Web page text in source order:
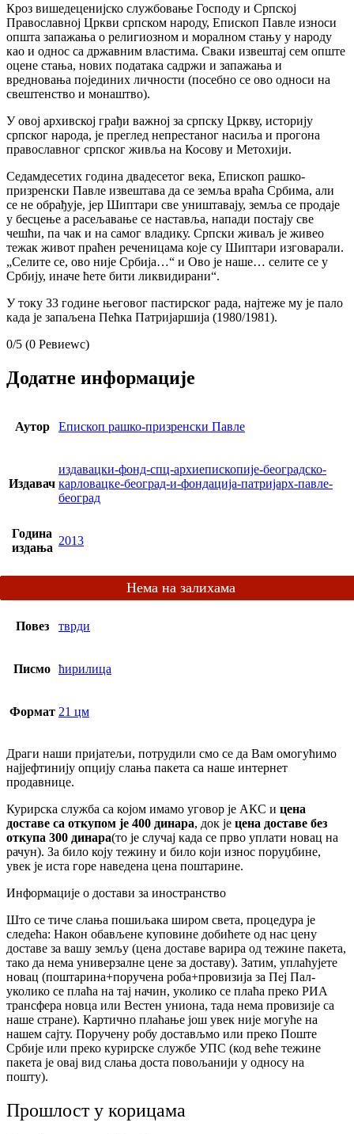
Кроз вишедеценијско службовање Господу и Српској
Православној Цркви српском народу, Епископ Павле износи
општа запажања о религиозном и моралном стању у народу
као и однос са државним властима. Сваки извештај сем опште
оцене стања, нових података садржи и запажања и
вредновања појединих личности (посебно се ово односи на
свештенство и монаштво).
У овој архивској грађи важној за српску Цркву, историју
српског народа, је преглед непрестаног насиља и прогона
православног српског живља на Косову и Метохији.
Седамдесетих година двадесетог века, Епископ рашко-
призренски Павле извештава да се земља враћа Србима, али
се не обрађује, јер Шиптари све уништавају, земља се продаје
у бесцење а расељавање се наставља, напади постају све
чешћи, па чак и на самог владику. Српски живаљ је живео
тежак живот праћен реченицама које су Шиптари изговарали.
„Селите се, ово није Србија…“ и Ово је наше… селите се у
Србију, иначе ћете бити ликвидирани“.
У току 33 године његовог пастирског рада, најтеже му је пало
када је запаљена Пећка Патријаршија (1980/1981).
0/5 (0 Ревиеwс)
Додатне информације
Аутор Епископ рашко-призренски Павле
Издавач
издавацки-фонд-спц-архиепископије-београдско-
карловацке-београд-и-фондација-патријарх-павле-
београд
Година
издања
2013
Повез тврди
Писмо ћирилица
Формат 21 цм
Драги наши пријатељи, потрудили смо се да Вам омогућимо
најјефтинију опцију слања пакета са наше интернет
продавнице.
Курирска служба са којом имамо уговор је АКС и цена
доставе са откупом је 400 динара, док је цена доставе без
откупа 300 динара(то је случај када се прво уплати новац на
рачун). За било коју тежину и било који износ поруџбине,
увек је иста горе наведена цена поштарине.
Информације о достави за иностранство
Што се тиче слања пошиљака широм света, процедура је
следећа: Након обављене куповине добићете од нас цену
доставе за вашу земљу (цена доставе варира од тежине пакета,
тако да нема универзалне цене за доставу). Затим, уплаћујете
новац (поштарина+поручена роба+провизија за Пеј Пал-
уколико се плаћа на тај начин, уколико се плаћа преко РИА
трансфера новца или Вестен униона, тада нема провизије са
наше стране). Картично плаћање још увек није могуће на
нашем сајту. Поручену робу достављмо или преко Поште
Србије или преко курирске службе УПС (код веће тежине
пакета је овај вид слања доста повољанији у односу на
пошту).
Прошлост у корицама